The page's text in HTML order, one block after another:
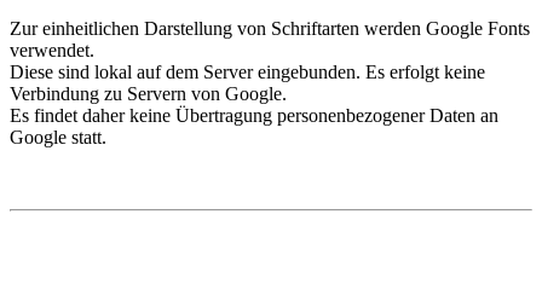
Zur einheitlichen Darstellung von Schriftarten werden Google Fonts
verwendet.
Diese sind lokal auf dem Server eingebunden. Es erfolgt keine
Verbindung zu Servern von Google.
Es findet daher keine Übertragung personenbezogener Daten an
Google statt.